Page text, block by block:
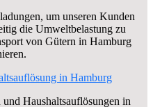
um unseren Kunden
die Umweltbelastung zu
von Gütern in Hamburg
in Hamburg
Haushaltsauflösungen in